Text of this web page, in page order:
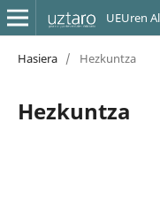
UEUren
Hasiera / Hezkuntza
Hezkuntza